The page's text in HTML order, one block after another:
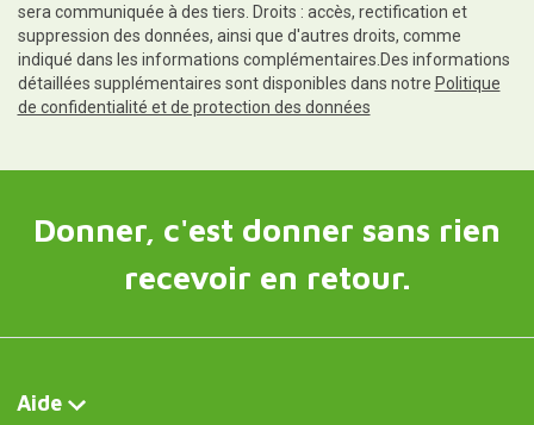
sera communiquée à des tiers. Droits : accès, rectification et
suppression des données, ainsi que d'autres droits, comme
indiqué dans les informations complémentaires.Des informations
détaillées supplémentaires sont disponibles dans notre Politique
de confidentialité et de protection des données
Donner, c'est donner sans rien
recevoir en retour.
Aide